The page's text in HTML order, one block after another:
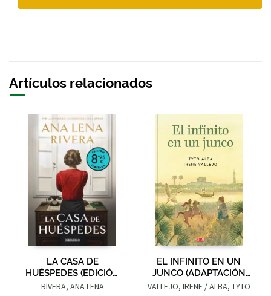
Artículos relacionados
LA CASA DE
HUÉSPEDES (EDICIÓN
LIMITADA · VERANO)
RIVERA, ANA LENA
EL INFINITO EN UN
JUNCO (ADAPTACIÓN
GRÁFICA)
VALLEJO, IRENE / ALBA, TYTO